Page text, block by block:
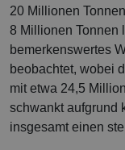
20 Millionen
8 Millionen Tonnen
bemerkenswertes
beobachtet, wobei
mit etwa 24,5
schwankt aufgrund
insgesamt einen